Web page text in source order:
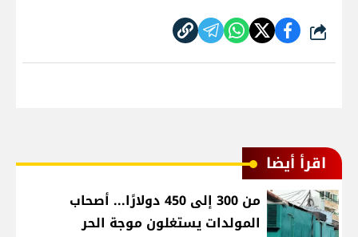
شارك
اقرأ أيضا
من 300 إلى 450 دولارًا... أصحاب
المولدات يستغلون موجة الحر